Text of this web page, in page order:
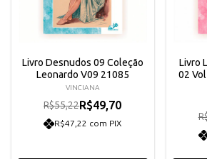
Livro Desnudos 09 Coleção
Leonardo V09 21085
VINCIANA
R$55,22R$49,70
R$47,22 com PIX
Livro
02